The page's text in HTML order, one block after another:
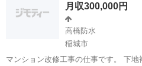
ー・カット・白髪染めができる方...
月収300,000円
高橋防水
稲城市
マンション改修工事の仕事です。 下